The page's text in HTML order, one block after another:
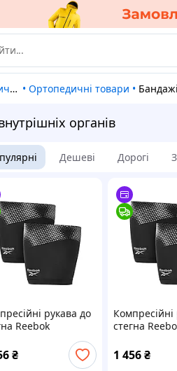
• Ортопедичні товари • Бандажі
органів
Дешеві Дорогі
рукава до
Reebok
чорний Уні L DC
₴
стегна
Sleeve
DC
1 456₴